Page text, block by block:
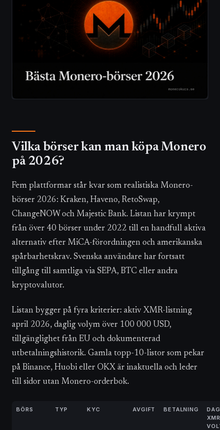
Vilka börser kan man köpa Monero
på 2026?
Fem plattformar står kvar som realistiska Monero-
börser 2026: Kraken, Haveno, RetoSwap,
ChangeNOW och Majestic Bank. Listan har krympt
från över 40 börser under 2022 till en handfull aktiva
alternativ efter MiCA-förordningen och amerikanska
spårbarhetskrav. Svenska användare har fortsatt
tillgång till samtliga via SEPA, BTC eller andra
kryptovalutor.
Listan bygger på fyra kriterier: aktiv XMR-listning
april 2026, daglig volym över 100 000 USD,
tillgänglighet från EU och dokumenterad
utbetalningshistorik. Gamla topp-10-listor som pekar
på Binance, Huobi eller OKX är inaktuella och leder
till sidor utan Monero-orderbok.
BÖRS TYP KYC AVGIFT BETALNING